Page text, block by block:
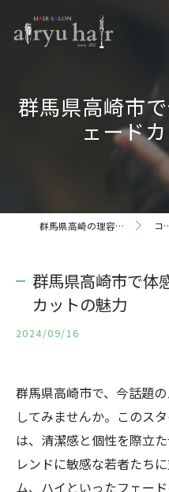
群馬県高崎市
ェード
群馬県高崎の理容室ならairyu hair コラム
群馬県高崎市で体
カットの魅力
2024/09/16
群馬県高崎市で、今話題
してみませんか。このス
は、清潔感と個性を際立
レンドに敏感な若者たち
ム、ハイといったフェー